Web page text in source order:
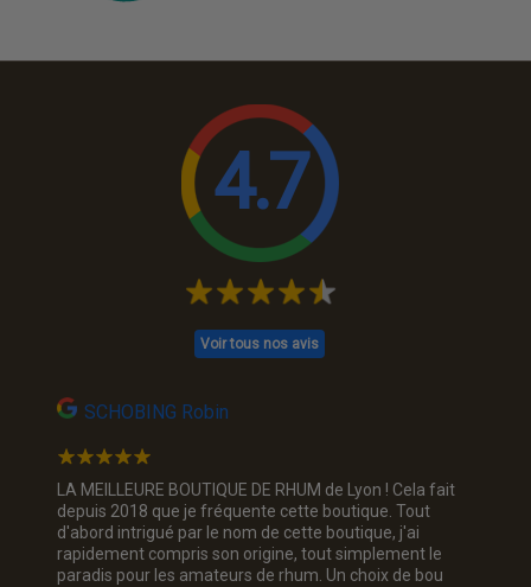
4.7
Voir tous nos avis
SCHOBING Robin
LA MEILLEURE BOUTIQUE DE RHUM de Lyon ! Cela fait
depuis 2018 que je fréquente cette boutique. Tout
d'abord intrigué par le nom de cette boutique, j'ai
rapidement compris son origine, tout simplement le
paradis pour les amateurs de rhum. Un choix de bou